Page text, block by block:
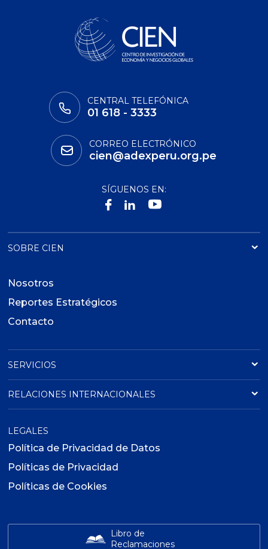
CENTRAL TELEFÓNICA
01 618 - 3333
CORREO ELECTRÓNICO
cien@adexperu.org.pe
SÍGUENOS EN:
SOBRE CIEN
Nosotros
Reportes Estratégicos
Contacto
SERVICIOS
RELACIONES INTERNACIONALES
LEGALES
Política de Privacidad de Datos
Políticas de Privacidad
Políticas de Cookies
Libro de
Reclamaciones